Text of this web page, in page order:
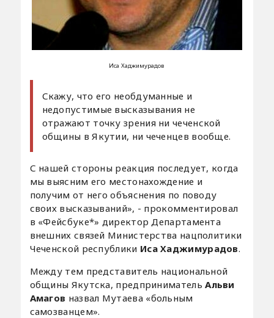
Иса Хаджимурадов
Скажу, что его необдуманные и
недопустимые высказывания не
отражают точку зрения ни чеченской
общины в Якутии, ни чеченцев вообще.
С нашей стороны реакция последует, когда
мы выясним его местонахождение и
получим от него объяснения по поводу
своих высказываний», - прокомментировал
в «Фейсбуке*» директор Департамента
внешних связей Министерства нацполитики
Чеченской республики Иса Хаджимурадов.
Между тем представитель национальной
общины Якутска, предпринимательАльви
Амагов назвал Мутаева «больным
самозванцем».